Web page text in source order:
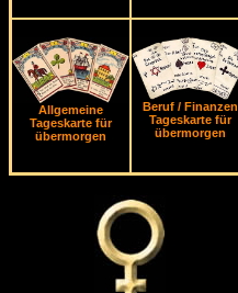
Allgemeine
Tageskarte für
übermorgen
Beruf / Finanzen
Tageskarte für
übermorgen